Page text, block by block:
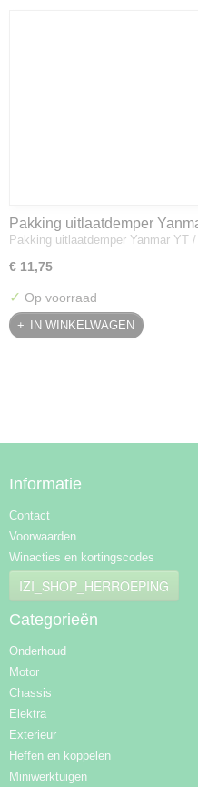
Pakking uitlaatdemper
128300-13230
Pakking uitlaatdemper Yanmar YT
€ 11,75
✓ Op voorraad
IN WINKELWAGEN
Informatie
Contact
Voorwaarden
Winacties en kortingscodes
IZI_SHOP_HERROEPING
Categorieën
Onderhoud
Motor
Chassis
Elektra
Exterieur
Heffen en koppelen
Miniwerktuigen